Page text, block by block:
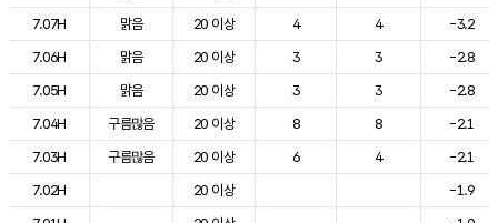
7.07H
맑음 20 이상 4 4
-3.2
7.06H
맑음 20 이상 3 3
-2.8
7.05H
맑음 20 이상 3 3
-2.8
7.04H
구름많음 20 이상 8 8
-2.1
7.03H
구름많음 20 이상 6 4
-2.1
7.02H
20 이상
-1.9